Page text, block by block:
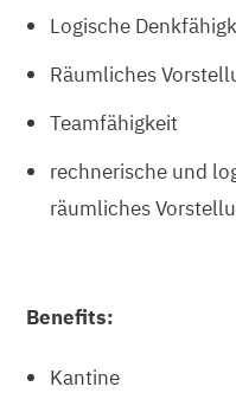
Logische
Räumliches
Teamfähigkeit
rechnerische und
räumliches
Benefits:
Kantine